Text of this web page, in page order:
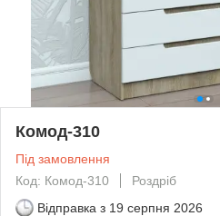
Комод-310
Під замовлення
Код: Комод-310
Роздріб
Відправка з 19 серпня 2026